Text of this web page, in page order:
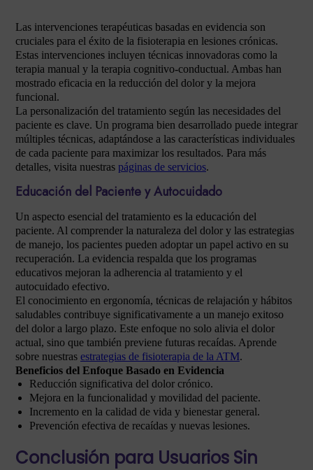
Las intervenciones terapéuticas basadas en evidencia son
cruciales para el éxito de la fisioterapia en lesiones crónicas.
Estas intervenciones incluyen técnicas innovadoras como la
terapia manual y la terapia cognitivo-conductual. Ambas han
mostrado eficacia en la reducción del dolor y la mejora
funcional.
La personalización del tratamiento según las necesidades del
paciente es clave. Un programa bien desarrollado puede integrar
múltiples técnicas, adaptándose a las características individuales
de cada paciente para maximizar los resultados. Para más
detalles, visita nuestras páginas de servicios.
Educación del Paciente y Autocuidado
Un aspecto esencial del tratamiento es la educación del
paciente. Al comprender la naturaleza del dolor y las estrategias
de manejo, los pacientes pueden adoptar un papel activo en su
recuperación. La evidencia respalda que los programas
educativos mejoran la adherencia al tratamiento y el
autocuidado efectivo.
El conocimiento en ergonomía, técnicas de relajación y hábitos
saludables contribuye significativamente a un manejo exitoso
del dolor a largo plazo. Este enfoque no solo alivia el dolor
actual, sino que también previene futuras recaídas. Aprende
sobre nuestras estrategias de fisioterapia de la ATM.
Beneficios del Enfoque Basado en Evidencia
Reducción significativa del dolor crónico.
Mejora en la funcionalidad y movilidad del paciente.
Incremento en la calidad de vida y bienestar general.
Prevención efectiva de recaídas y nuevas lesiones.
Conclusión para Usuarios Sin